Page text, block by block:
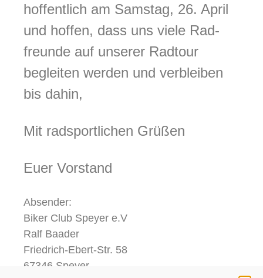
hoffentlich am Samstag, 26. April
und hoffen, dass uns viele Rad-
freunde auf unserer Radtour
begleiten werden und verbleiben
bis dahin,
Mit radsportlichen Grüßen
Euer Vorstand
Absender:
Biker Club Speyer e.V
Ralf Baader
Friedrich-Ebert-Str. 58
67346 Speyer